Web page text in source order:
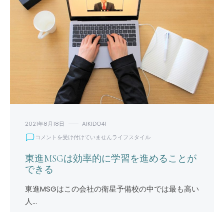
は
2021年8月18日
AIKIDO41
東
MSG
は
効
率
的
に
コメントを受け付けていませんライフスタイル
東進MSGは効率的に学習を進めることが
できる
東進MSGはこの会社の衛星予備校の中では最も高い
人…